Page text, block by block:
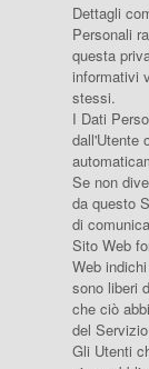
Dettagli
Personali
questa
informativi
stessi.
I Dati
dall'Utente
Se non
da questo
di
Sito Web
Web
sono liberi
che ciò
del
Gli Utenti